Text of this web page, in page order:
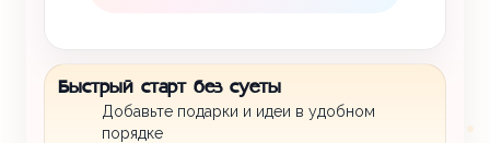
Быстрый старт без суеты
Добавьте подарки и идеи в удобном
порядке